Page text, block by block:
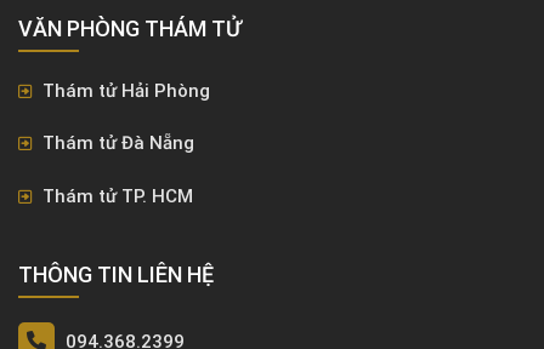
VĂN PHÒNG ​THÁM TỬ
Thám tử Hải Phòng
Thám tử Đà Nẵng
Thám tử TP. HCM
THÔNG TIN LIÊN HỆ
094.368.2399